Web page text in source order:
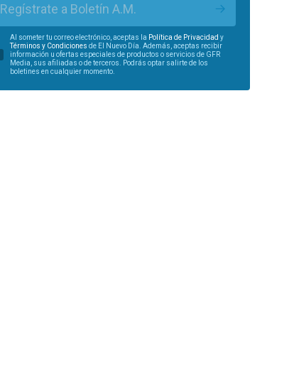
Regístrate a Boletín A.M.
Al someter tu correo electrónico, aceptas la Política de Privacidad y
Términos y Condiciones de El Nuevo Día. Además, aceptas recibir
información u ofertas especiales de productos o servicios de GFR
Media, sus afiliadas o de terceros. Podrás optar salirte de los
boletines en cualquier momento.